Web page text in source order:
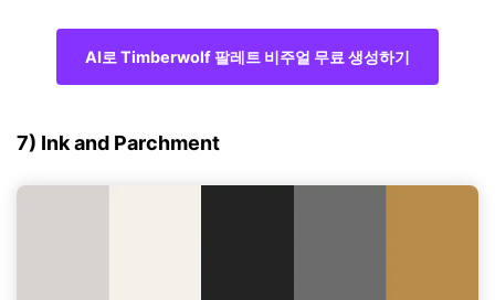
AI로 Timberwolf 팔레트 비주얼 무료 생성하기
7) Ink and Parchment